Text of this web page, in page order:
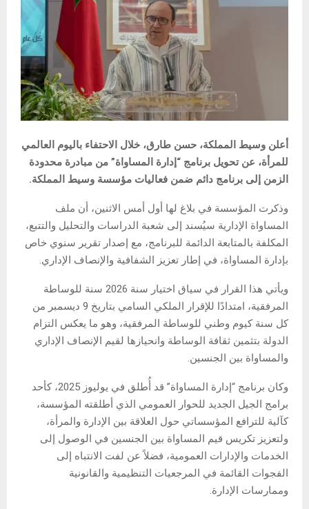
أعلن وسيط المملكة، حسن طارق، خلال الاحتفاء باليوم العالمي
للمرأة، عن تحويل برنامج “إدارة المساواة” من مبادرة محدودة
الزمن إلى برنامج دائم ضمن فعاليات مؤسسة وسيط المملكة.
وذكرت المؤسسة في بلاغ لها أول أمس الاثنين، أن ملف
المساواة الإدارية سيُسند إلى شعبة الدراسات والتحليل والتتبع،
المكلفة بالمتابعة الدائمة للبرنامج، مع إصدار تقرير سنوي خاص
بإدارة المساواة، في إطار تعزيز الشفافية والإنصاف الإداري.
ويأتي هذا القرار في سياق اختيار سنة 2026 سنة للوساطة
المرفقية، امتدادًا للإقرار الملكي السامي بتاريخ 9 ديسمبر من
كل سنة كيوم وطني للوساطة المرفقية، وهو ما يعكس التزام
الدولة بتثمين ثقافة الوساطة وانحيازها لقيم الإنصاف الإداري
والمساواة بين الجنسين.
وكان برنامج “إدارة المساواة” قد أُطلق في يوليوز 2025، كأحد
برامج الجيل الجديد للحوار العمومي الذي أطلقته المؤسسة،
كآلية للترافع المؤسساتي حول العلاقة بين الإدارة والمرأة،
ولتعزيز تكريس قيم المساواة بين الجنسين في الوصول إلى
الخدمات والإدارات العمومية، فضلاً عن لفت الانتباه إلى
الفجوات القائمة في المرجعيات التنظيمية والقانونية
وممارسات الإدارة.